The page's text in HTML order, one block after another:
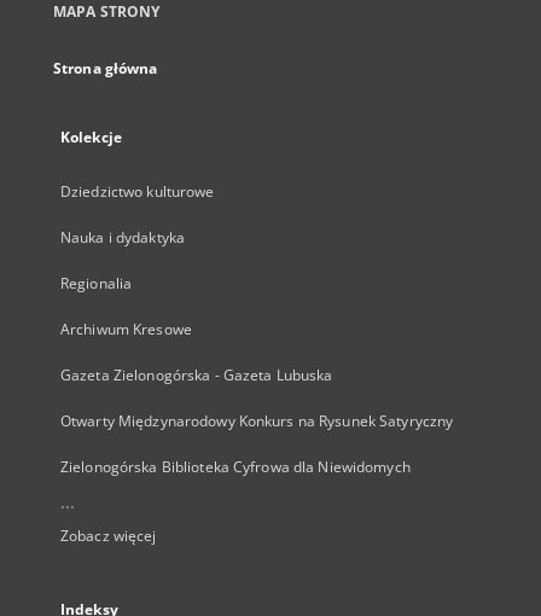
MAPA STRONY
Strona główna
Kolekcje
Dziedzictwo kulturowe
Nauka i dydaktyka
Regionalia
Archiwum Kresowe
Gazeta Zielonogórska - Gazeta Lubuska
Otwarty Międzynarodowy Konkurs na Rysunek Satyryczny
Zielonogórska Biblioteka Cyfrowa dla Niewidomych
...
Zobacz więcej
Indeksy